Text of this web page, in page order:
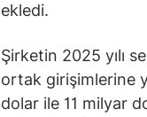
ekledi.
Şirketin 2025 yılı
ortak girişimlerine
dolar ile 11 milyar